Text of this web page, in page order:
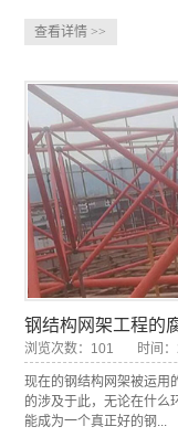
查看详情 >>
钢结构网架工程的
浏览次数：101 时间
现在的钢结构网架被运用
的涉及于此，无论在什么
能成为一个真正好的钢...